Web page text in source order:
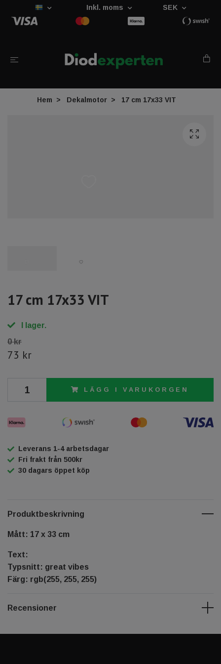
Inkl. moms SEK
Hem Dekalmotor 17 cm 17x33 VIT
17 cm 17x33 VIT
I lager.
0 kr
73 kr
LÄGG I VARUKORGEN
Leverans 1-4 arbetsdagar
Fri frakt från 500kr
30 dagars öppet köp
Produktbeskrivning
Mått: 17 x 33 cm
Text:
Typsnitt: great vibes
Färg: rgb(255, 255, 255)
Recensioner